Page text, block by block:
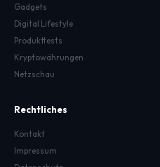
Gadgets
Digital Lifestyle
Produkttests
Kryptowährungen
Netzschau
Rechtliches
Kontakt
Impressum